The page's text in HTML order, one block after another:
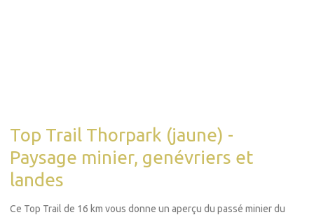
Top Trail Thorpark (jaune) -
Paysage minier, genévriers et
landes
Ce Top Trail de 16 km vous donne un aperçu du passé minier du